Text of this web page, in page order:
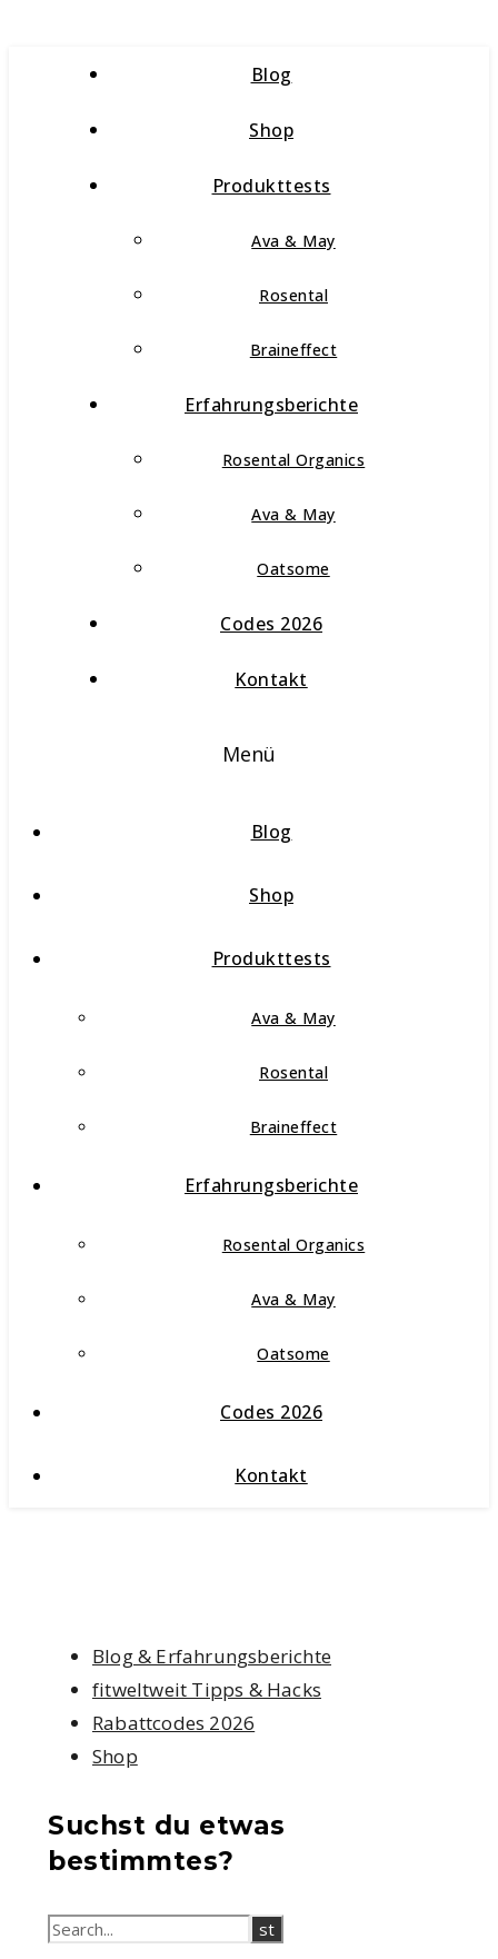
Blog
Shop
Produkttests
Ava & May
Rosental
Braineffect
Erfahrungsberichte
Rosental Organics
Ava & May
Oatsome
Codes 2026
Kontakt
Menü
Blog
Shop
Produkttests
Ava & May
Rosental
Braineffect
Erfahrungsberichte
Rosental Organics
Ava & May
Oatsome
Codes 2026
Kontakt
Blog & Erfahrungsberichte
fitweltweit Tipps & Hacks
Rabattcodes 2026
Shop
Suchst du etwas
bestimmtes?